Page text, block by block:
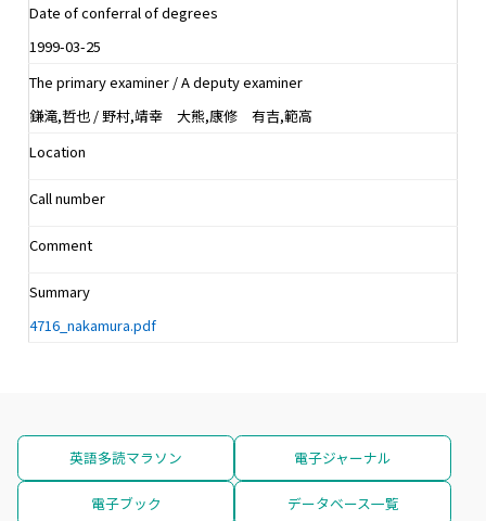
Date of conferral of degrees
1999-03-25
The primary examiner / A deputy examiner
鎌滝,哲也 / 野村,靖幸 大熊,康修 有吉,範高
Location
Call number
Comment
Summary
4716_nakamura.pdf
英語多読マラソン 電子ジャーナル
電子ブック データベース一覧